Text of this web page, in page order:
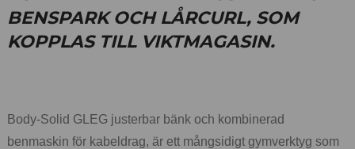
BENSPARK OCH LÅRCURL, SOM
KOPPLAS TILL VIKTMAGASIN.
Body-Solid GLEG justerbar bänk och kombinerad
benmaskin för kabeldrag, är ett mångsidigt gymverktyg som